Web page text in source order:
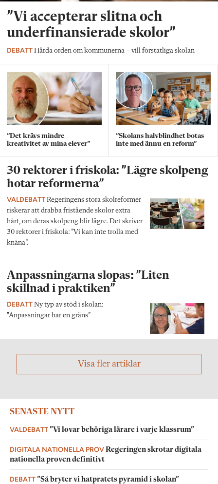
”Vi accepterar slitna och
underfinansierade skolor”
DEBATT Hårda orden om kommunerna – vill förstatliga skolan
”Det krävs mindre
kreativitet av mina elever”
”Skolans halvblindhet botas
inte med ännu en reform”
30 rektorer i friskola: ”Lägre skolpeng
hotar reformerna”
VALDEBATT Regeringens stora skolreformer
riskerar att drabba fristående skolor extra
hårt, om deras skolpeng blir lägre. Det skriver
30 rektorer i friskola: ”Vi kan inte trolla med
knäna”.
Anpassningarna slopas: ”Liten
skillnad i praktiken”
DEBATT Ny typ av stöd i skolan:
"Anpassningar har en gräns”
Visa fler artiklar
SENASTE NYTT
VALDEBATT”Vi lovar behöriga lärare i varje klassrum”
DIGITALA NATIONELLA PROVRegeringen skrotar digitala
nationella proven definitivt
DEBATT”Så bryter vi hatpratets pyramid i skolan”